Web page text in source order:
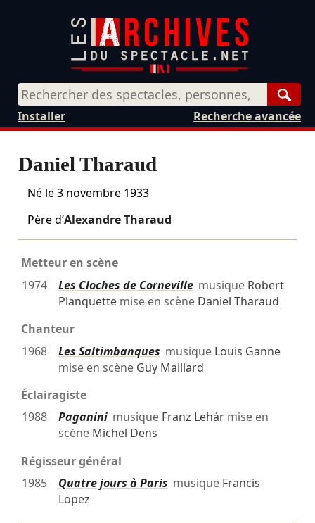
Recherche avancée
Installer
Daniel Tharaud
Né le3 novembre 1933
Père d’Alexandre Tharaud
Metteur en scène
1974
Les Cloches de Cornevillemusique Robert
Planquettemise en scène Daniel Tharaud
Chanteur
1968
Les Saltimbanques musique Louis Ganne
mise en scène Guy Maillard
Éclairagiste
1988
Paganinimusique Franz Lehármise en
scène Michel Dens
Régisseur général
1985
Quatre jours à Paris musique Francis
Lopez